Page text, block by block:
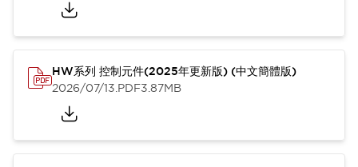
HW系列 控制元件(2025年更新版) (中文簡體版)
2026/07/13.PDF3.87MB